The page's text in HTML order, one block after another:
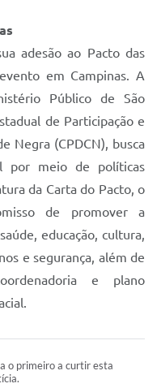
adesão ao Pacto das
em Campinas. A
Público de São
de Participação e
Negra (CPDCN), busca
por meio de políticas
da Carta do Pacto, o
de promover a
educação, cultura,
e segurança, além de
e plano
o primeiro a curtir esta